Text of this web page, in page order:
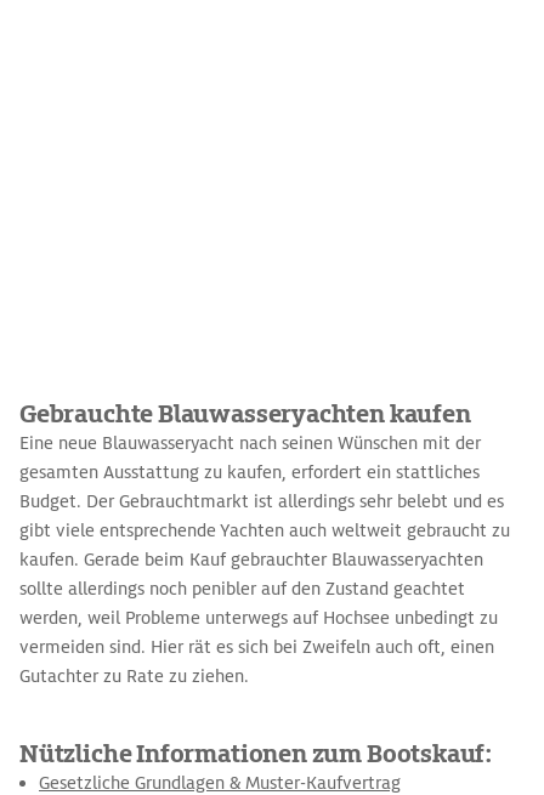
Gebrauchte Blauwasseryachten kaufen
Eine neue Blauwasseryacht nach seinen Wünschen mit der
gesamten Ausstattung zu kaufen, erfordert ein stattliches
Budget. Der Gebrauchtmarkt ist allerdings sehr belebt und es
gibt viele entsprechende Yachten auch weltweit gebraucht zu
kaufen. Gerade beim Kauf gebrauchter Blauwasseryachten
sollte allerdings noch penibler auf den Zustand geachtet
werden, weil Probleme unterwegs auf Hochsee unbedingt zu
vermeiden sind. Hier rät es sich bei Zweifeln auch oft, einen
Gutachter zu Rate zu ziehen.
Nützliche Informationen zum Bootskauf:
Gesetzliche Grundlagen & Muster-Kaufvertrag